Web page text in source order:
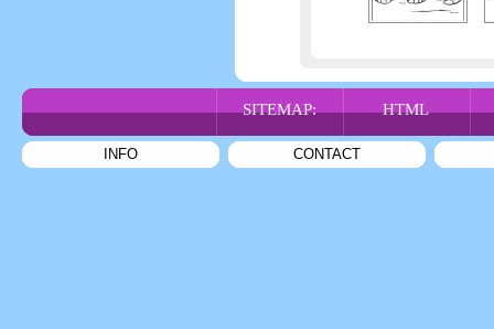
SITEMAP: HTML
INFO CONTACT